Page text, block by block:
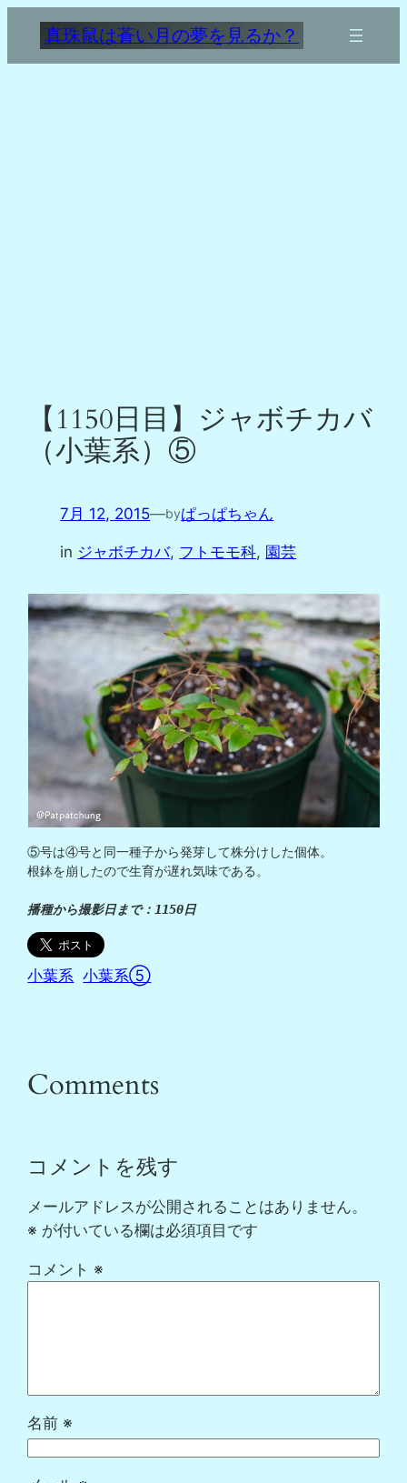
を
真珠鼠は蒼い月の夢を見るか？
【1150日目】ジャボチカバ
（小葉系）⑤
7月 12, 2015—byぱっぱちゃん
in ジャボチカバ, フトモモ科, 園芸
⑤号は④号と同一種子から発芽して株分けした個体。
根鉢を崩したので生育が遅れ気味である。
播種から撮影日まで：1150日
小葉系 小葉系⑤
Comments
コメントを残す
メールアドレスが公開されることはありません。
※ が付いている欄は必須項目です
コメント ※
名前 ※